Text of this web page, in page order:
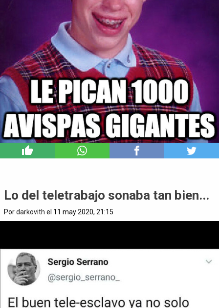
Lo del teletrabajo sonaba tan bien...
Pordarkovith el 11 may 2020, 21:15